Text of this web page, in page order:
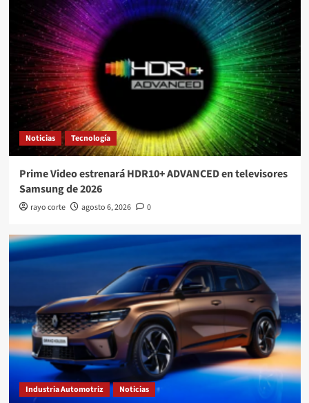
Noticias Tecnología
Prime Video estrenará HDR10+ ADVANCED en televisores
Samsung de 2026
rayo corte agosto 6, 2026 0
Industria Automotriz Noticias